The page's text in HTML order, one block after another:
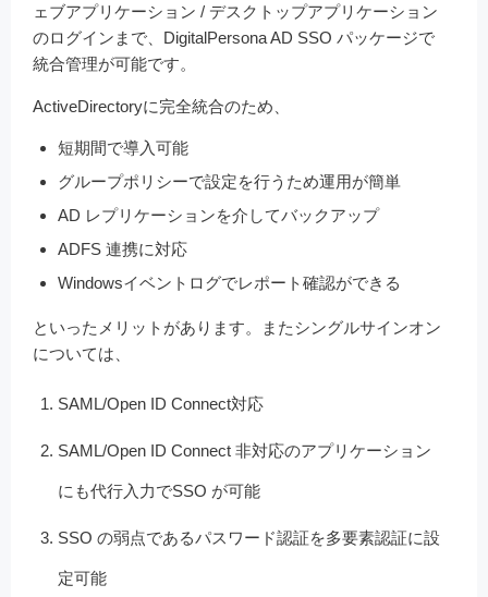
ェブアプリケーション / デスクトップアプリケーション
のログインまで、DigitalPersona AD SSO パッケージで
統合管理が可能です。
ActiveDirectoryに完全統合のため、
短期間で導入可能
グループポリシーで設定を行うため運用が簡単
AD レプリケーションを介してバックアップ
ADFS 連携に対応
Windowsイベントログでレポート確認ができる
といったメリットがあります。またシングルサインオン
については、
SAML/Open ID Connect対応
SAML/Open ID Connect 非対応のアプリケーション
にも代行入力でSSO が可能
SSO の弱点であるパスワード認証を多要素認証に設
定可能